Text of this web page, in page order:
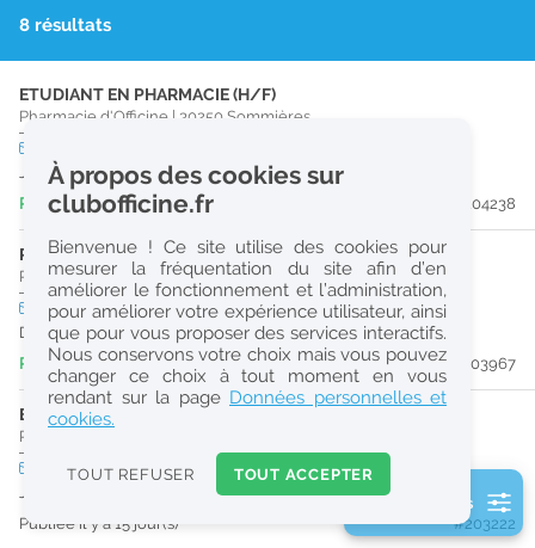
Réinitialiser
2
0
Consulter les offres de la France d'outre-mer
8 résultats
ETUDIANT EN PHARMACIE (H/F)
Pharmacie d'Officine | 30250 Sommières
Jusqu'au 02/09/26
Publiée il y a 15 heure(s)
#204238
PHARMACIEN (H/F)
Pharmacie d'Officine|30250Sommières
CDI temps partiel
Dès que possible
Publiée il y a 5 jour(s)
#203967
ETUDIANT EN PHARMACIE (H/F)
Pharmacie d'Officine
CDDtemps plein
Jusqu'au 10/08/26
Publiée il y a 15 jour(s)
#203222
2 filtre(s) actifs
À propos des cookies sur
clubofficine.fr
Bienvenue ! Ce site utilise des cookies pour
mesurer la fréquentation du site afin d’en
améliorer le fonctionnement et l’administration,
pour améliorer votre expérience utilisateur, ainsi
que pour vous proposer des services interactifs.
Nous conservons votre choix mais vous pouvez
changer ce choix à tout moment en vous
rendant sur la page Données personnelles et
cookies.
TOUT REFUSER TOUT ACCEPTER